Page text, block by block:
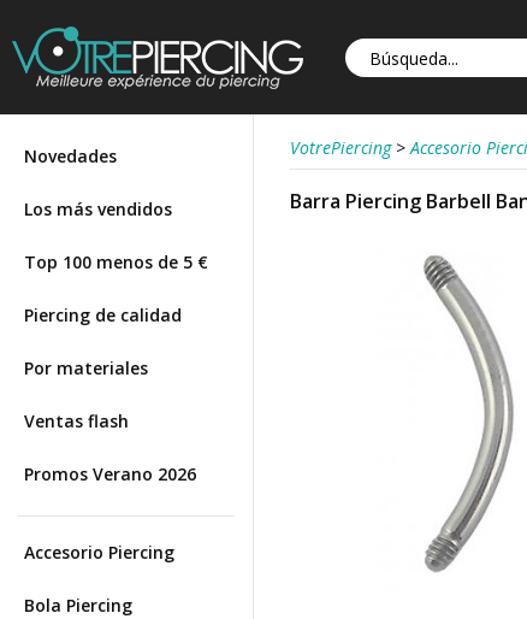
Novedades
Los más vendidos
Top 100 menos de 5 €
Piercing de calidad
Por materiales
Ventas flash
Promos Verano 2026
Accesorio Piercing
Bola Piercing
VotrePiercing > Accesorio
Barra Piercing Barbell